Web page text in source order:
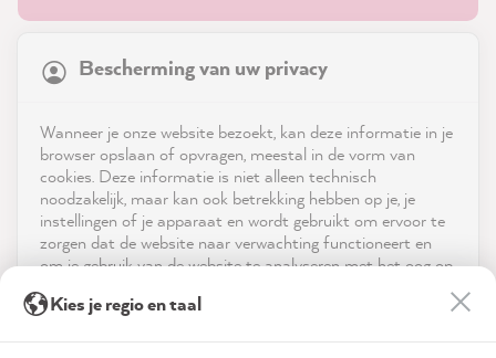
Service
Neem contact op met
Bescherming van uw privacy
Wanneer je onze website bezoekt, kan deze informatie in je
browser opslaan of opvragen, meestal in de vorm van
cookies. Deze informatie is niet alleen technisch
noodzakelijk, maar kan ook betrekking hebben op je, je
instellingen of je apparaat en wordt gebruikt om ervoor te
zorgen dat de website naar verwachting functioneert en
om je gebruik van de website te analyseren met het oog op
advertenties aan te bieden via de diensten die in de
21,845Reviews
reviews-io
Verified Customer
As always, fast and reliable and high quality
Kies je regio en taal